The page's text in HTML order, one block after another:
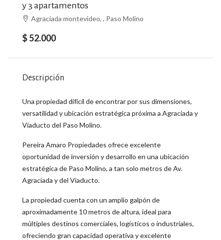
y 3 apartamentos
Agraciada montevideo, , Paso Molino
$ 52.000
Descripción
Una propiedad difícil de encontrar por sus dimensiones,
versatilidad y ubicación estratégica próxima a Agraciada y
Viaducto del Paso Molino.
Pereira Amaro Propiedades ofrece excelente
oportunidad de inversión y desarrollo en una ubicación
estratégica de Paso Molino, a tan solo metros de Av.
Agraciada y del Viaducto.
La propiedad cuenta con un amplio galpón de
aproximadamente 10 metros de altura, ideal para
múltiples destinos comerciales, logísticos o industriales,
ofreciendo gran capacidad operativa y excelente